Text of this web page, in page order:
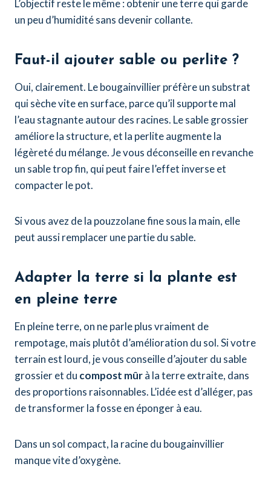
L’objectif reste le même : obtenir une terre qui garde
un peu d’humidité sans devenir collante.
Faut-il ajouter sable ou perlite ?
Oui, clairement. Le bougainvillier préfère un substrat
qui sèche vite en surface, parce qu’il supporte mal
l’eau stagnante autour des racines. Le sable grossier
améliore la structure, et la perlite augmente la
légèreté du mélange. Je vous déconseille en revanche
un sable trop fin, qui peut faire l’effet inverse et
compacter le pot.
Si vous avez de la pouzzolane fine sous la main, elle
peut aussi remplacer une partie du sable.
Adapter la terre si la plante est
en pleine terre
En pleine terre, on ne parle plus vraiment de
rempotage, mais plutôt d’amélioration du sol. Si votre
terrain est lourd, je vous conseille d’ajouter du sable
grossier et du compost mûrà la terre extraite, dans
des proportions raisonnables. L’idée est d’alléger, pas
de transformer la fosse en éponger à eau.
Dans un sol compact, la racine du bougainvillier
manque vite d’oxygène.